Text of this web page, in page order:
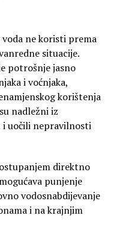
voda ne koristi prema
situacije.
potrošnje jasno
i voćnjaka,
korištenja
nadležni iz
uočili nepravilnosti
direktno
punjenje
vodosnabdijevanje
i na krajnjim